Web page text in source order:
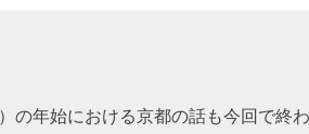
年始における京都の話も今回で終わ